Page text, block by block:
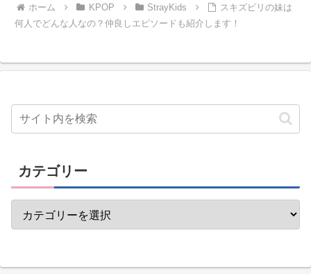
ホーム KPOP StrayKids
スキズピリの妹は
何人でどんな人なの？仲良しエピソードも紹介します！
カテゴリー